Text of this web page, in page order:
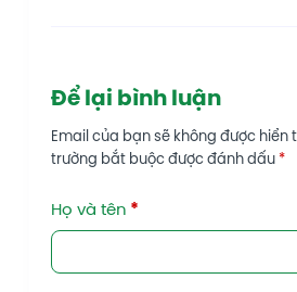
Để lại bình luận
Email của bạn sẽ không được hiển
trường bắt buộc được đánh dấu *
Họ và tên *